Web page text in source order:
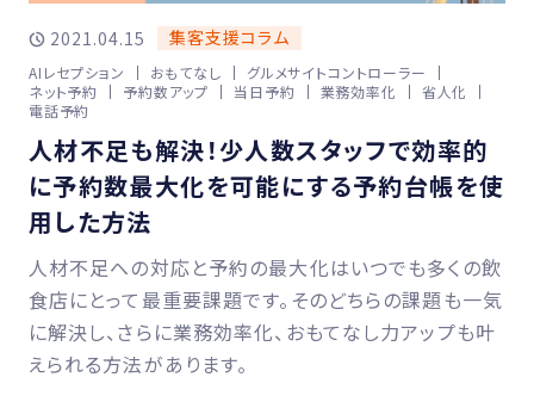
2021.04.15 集客支援コラム
AIレセプション おもてなし
グルメサイトコントローラー
ネット予約
予約数アップ 当日予約 業務効率化
省人化
電話予約
人材不足も解決！少人数スタッフで効率的
に予約数最大化を可能にする予約台帳を使
用した方法
人材不足への対応と予約の最大化はいつでも多くの飲
食店にとって最重要課題です。そのどちらの課題も一気
に解決し、さらに業務効率化、おもてなし力アップも叶
えられる方法があります。